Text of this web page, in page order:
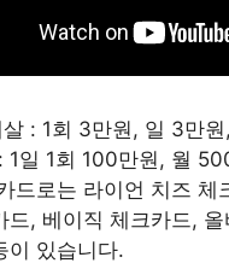
살 : 1회 3만원, 일 3만
1일 1회 100만원, 월
드로는 라이언 치즈 체
드, 베이직 체크카드,
이 있습니다.